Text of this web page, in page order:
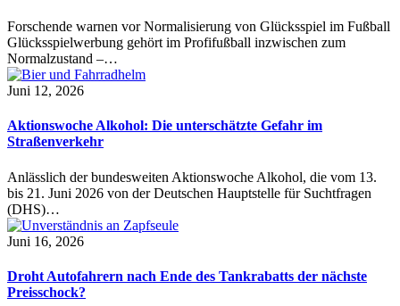
Forschende warnen vor Normalisierung von Glücksspiel im Fußball
Glücksspielwerbung gehört im Profifußball inzwischen zum
Normalzustand –…
Juni 12, 2026
Aktionswoche Alkohol: Die unterschätzte Gefahr im
Straßenverkehr
Anlässlich der bundesweiten Aktionswoche Alkohol, die vom 13.
bis 21. Juni 2026 von der Deutschen Hauptstelle für Suchtfragen
(DHS)…
Juni 16, 2026
Droht Autofahrern nach Ende des Tankrabatts der nächste
Preisschock?